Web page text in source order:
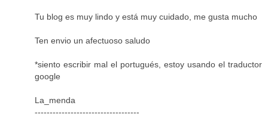
Tu blog es muy lindo y está muy cuidado, me gusta mucho
Ten envio un afectuoso saludo
*siento escribir mal el portugués, estoy usando el traductor
google
La_menda
-----------------------------------